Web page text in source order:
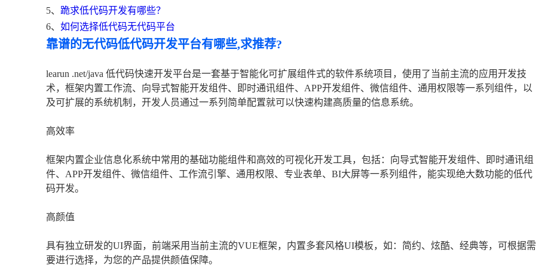
5、 跪求低代码开发有哪些？
6、 如何选择低代码无代码平台
靠谱的无代码低代码开发平台有哪些,求推荐?
learun .net/java 低代码快速开发平台是一套基于智能化可扩展组件式的软件系统项目，使用了当前主流的应用开发技
术，框架内置工作流、向导式智能开发组件、即时通讯组件、APP开发组件、微信组件、通用权限等一系列组件，以
及可扩展的系统机制，开发人员通过一系列简单配置就可以快速构建高质量的信息系统。
高效率
框架内置企业信息化系统中常用的基础功能组件和高效的可视化开发工具，包括：向导式智能开发组件、即时通讯组
件、APP开发组件、微信组件、工作流引擎、通用权限、专业表单、BI大屏等一系列组件，能实现绝大数功能的低代
码开发。
高颜值
具有独立研发的UI界面，前端采用当前主流的VUE框架，内置多套风格UI模板，如：简约、炫酷、经典等，可根据需
要进行选择，为您的产品提供颜值保障。